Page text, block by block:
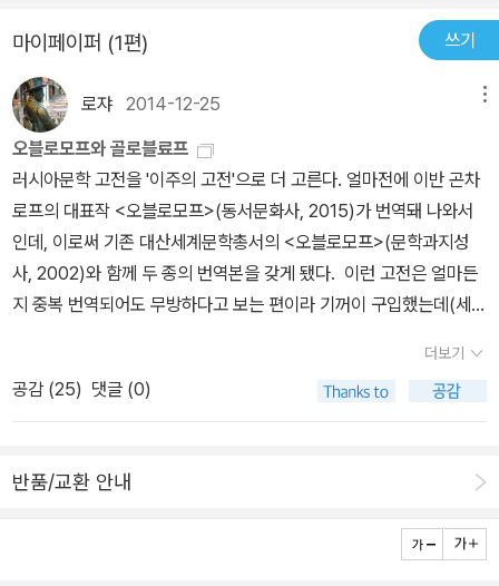
고도 창조적인 에너지로 가득한 역설적 시대의 빛을 발하며 저력을
과시한다. 불가코프의 작품은 사실적이고 유머가 풍부해 대단한 인기
를 누렸지만 소비에트식 관행에 대한 신랄한 비판 때문에 점차 당국
의 눈총을 받게 되었고 1930년 무렵에는 사실상 출판을 금지당했다.
망명을 요청했으나 스탈린에 의해 거절당했다. 이때부터 죽는 날까지
문단에서 추방당한 기간 동안 그는 자신의 걸작들을 집필한다. 《개의
심장》은 혁명 뒤 소련에서 진행된 사회개혁을 통렬하게 풍자한 ‘반카
니발’적 문학이다. 그 배후에는 볼셰비키정권에 의해 진행된 ‘새로운
인간’의 창조라는 이데올로기적 과제가 있었다. 부르주아적인 낡은
인간의 잔재를 청산한 ‘새로운 인간’이 혁명에 의한 새로운 사회를 책
울려 퍼졌다. 그것을 배경으로 했을 때 《개의 심장》의 강렬한 비평정
들어지던 ‘새로운 인간’을 패러디한 것이다. 20세기 러시아의 거장
불가코프의 주요걸작들! 20세기 러시아문학을 대표하는 장편소설로
는 숄로호프 《고요한 돈 강》, 보리스 파스테르나크 《닥터 지바고》, 솔
마이페이퍼 (1편) 쓰기
로쟈 2014-12-25
오블로모프와 골로블료프
러시아문학 고전을 '이주의 고전'으로 더 고른다. 얼마전에 이반 곤차
로프의 대표작 <오블로모프>(동서문화사, 2015)가 번역돼 나와서
인데, 이로써 기존 대산세계문학총서의 <오블로모프>(문학과지성
사, 2002)와 함께 두 종의 번역본을 갖게 됐다. 이런 고전은 얼마든
지 중복 번역되어도 무방하다고 보는 편이라 기꺼이 구입했는데(세일
다. 처음 듣는 이름이고 약력도 '국립러시아 미술아카데미(Repin Ac
ademy) 졸업. 상트페테르부르크 예술문학 연구수학. Exhibition C
enter Saint Petersburg Union of Artist. 겸제진경미술대전 특
이 있다'고만 소개된다. <오블로모프> 외에 옮긴 책이라는 게 이번
에 같이 나온 <거장과 마르가리타/개의 심장>(동서문화사, 2015)이
니까 이 두 권을 한꺼번에 출간한 것인데, 약력상으로는 믿기 힘든 일
더보기
공감 (25) 댓글 (0)
반품/교환 안내